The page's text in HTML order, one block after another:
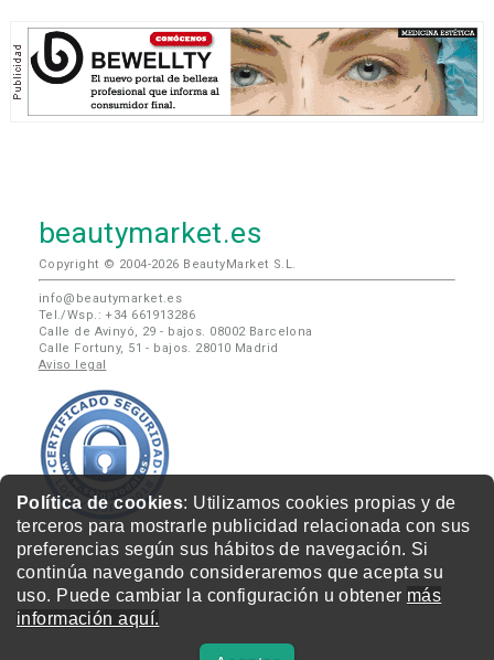
Política de cookies: Utilizamos cookies propias y de
terceros para mostrarle publicidad relacionada con sus
preferencias según sus hábitos de navegación. Si
continúa navegando consideraremos que acepta su
uso. Puede cambiar la configuración u obtener más
información aquí.
beautymarket.es
Copyright © 2004-2026 BeautyMarket S.L.
info@beautymarket.es
Tel./Wsp.: +34 661913286
Calle de Avinyó, 29 - bajos. 08002 Barcelona
Calle Fortuny, 51 - bajos. 28010 Madrid
Aviso legal